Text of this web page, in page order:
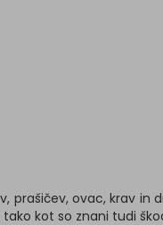
prašičev, ovac, krav
kot so znani tudi